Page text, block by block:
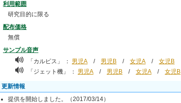
利用範囲
研究目的に限る
配布価格
無償
サンプル音声
「カルピス」 ： 男児A / 男児B / 女児A / 女児B
「ジェット機」 ： 男児A / 男児B / 女児A / 女児B
更新情報
提供を開始しました。（2017/03/14）